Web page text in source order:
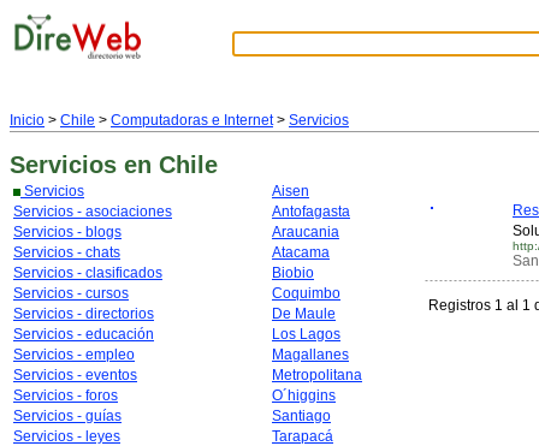
Inicio > Chile > Computadoras e Internet> Servicios
Servicios en Chile
Servicios
Servicios - asociaciones
Servicios - blogs
Servicios - chats
Servicios - clasificados
Servicios - cursos
Servicios - directorios
Servicios - educación
Servicios - empleo
Servicios - eventos
Servicios - foros
Servicios - guías
Servicios - leyes
Aisen
Antofagasta
Araucania
Atacama
Biobio
Coquimbo
De Maule
Los Lagos
Magallanes
Metropolitana
O´higgins
Santiago
Tarapacá
Registros 1 al 1